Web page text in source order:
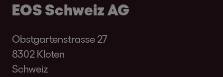
EOS Schweiz AG
Obstgartenstrasse 27
8302 Kloten
Schweiz